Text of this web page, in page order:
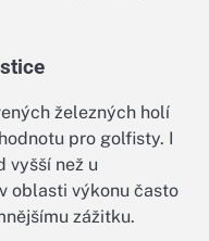
železných holí
pro golfisty. I
vyšší než u
oblasti výkonu často
zážitku.